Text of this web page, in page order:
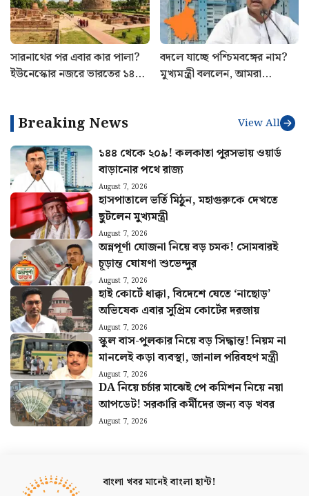
সারনাথের পর এবার কার পালা?
ইউনেস্কোর নজরে ভারতের ১৪
বদলে যাচ্ছে পশ্চিমবঙ্গের নাম?
মুখ্যমন্ত্রী বললেন, আমরা
Breaking News View All
১৪৪ থেকে ২০৯! কলকাতা পুরসভায় ওয়ার্ড
বাড়ানোর পথে রাজ্য
August 7, 2026
হাসপাতালে ভর্তি মিঠুন, মহাগুরুকে দেখতে
ছুটলেন মুখ্যমন্ত্রী
August 7, 2026
অন্নপূর্ণা যোজনা নিয়ে বড় চমক! সোমবারই
চূড়ান্ত ঘোষণা শুভেন্দুর
August 7, 2026
হাই কোর্টে ধাক্কা, বিদেশে যেতে ‘নাছোড়’
অভিষেক এবার সুপ্রিম কোর্টের দরজায়
August 7, 2026
স্কুল বাস-পুলকার নিয়ে বড় সিদ্ধান্ত! নিয়ম না
মানলেই কড়া ব্যবস্থা, জানাল পরিবহণ মন্ত্রী
August 7, 2026
DA নিয়ে চর্চার মাঝেই পে কমিশন নিয়ে নয়া
আপডেট! সরকারি কর্মীদের জন্য বড় খবর
August 7, 2026
বাংলা খবর মানেইবাংলা হান্ট!